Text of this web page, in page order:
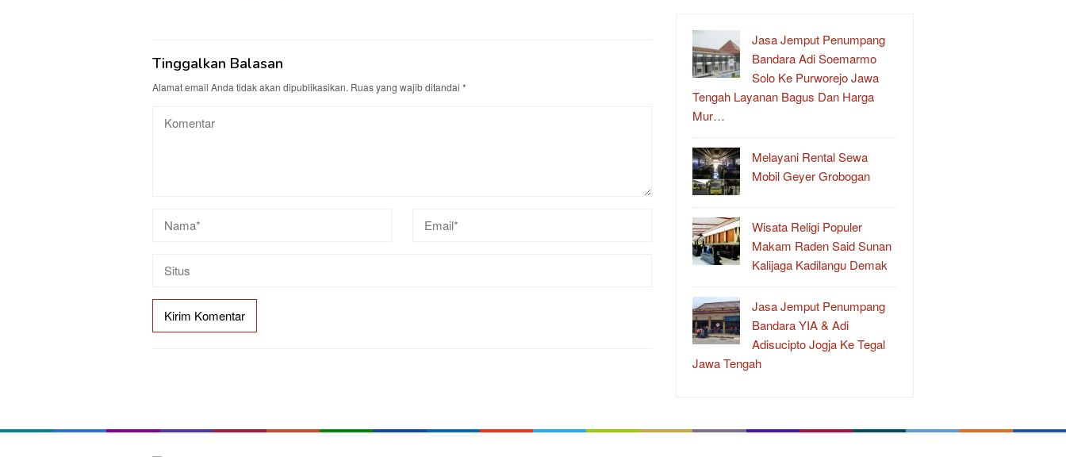
Tinggalkan Balasan
Alamat email Anda tidak akan dipublikasikan. Ruas yang wajib ditandai *
Jasa Jemput Penumpang
Bandara Adi Soemarmo
Solo Ke Purworejo Jawa
Tengah Layanan Bagus Dan Harga
Mur…
Melayani Rental Sewa
Mobil Geyer Grobogan
Wisata Religi Populer
Makam Raden Said Sunan
Kalijaga Kadilangu Demak
Jasa Jemput Penumpang
Bandara YIA & Adi
Adisucipto Jogja Ke Tegal
Jawa Tengah